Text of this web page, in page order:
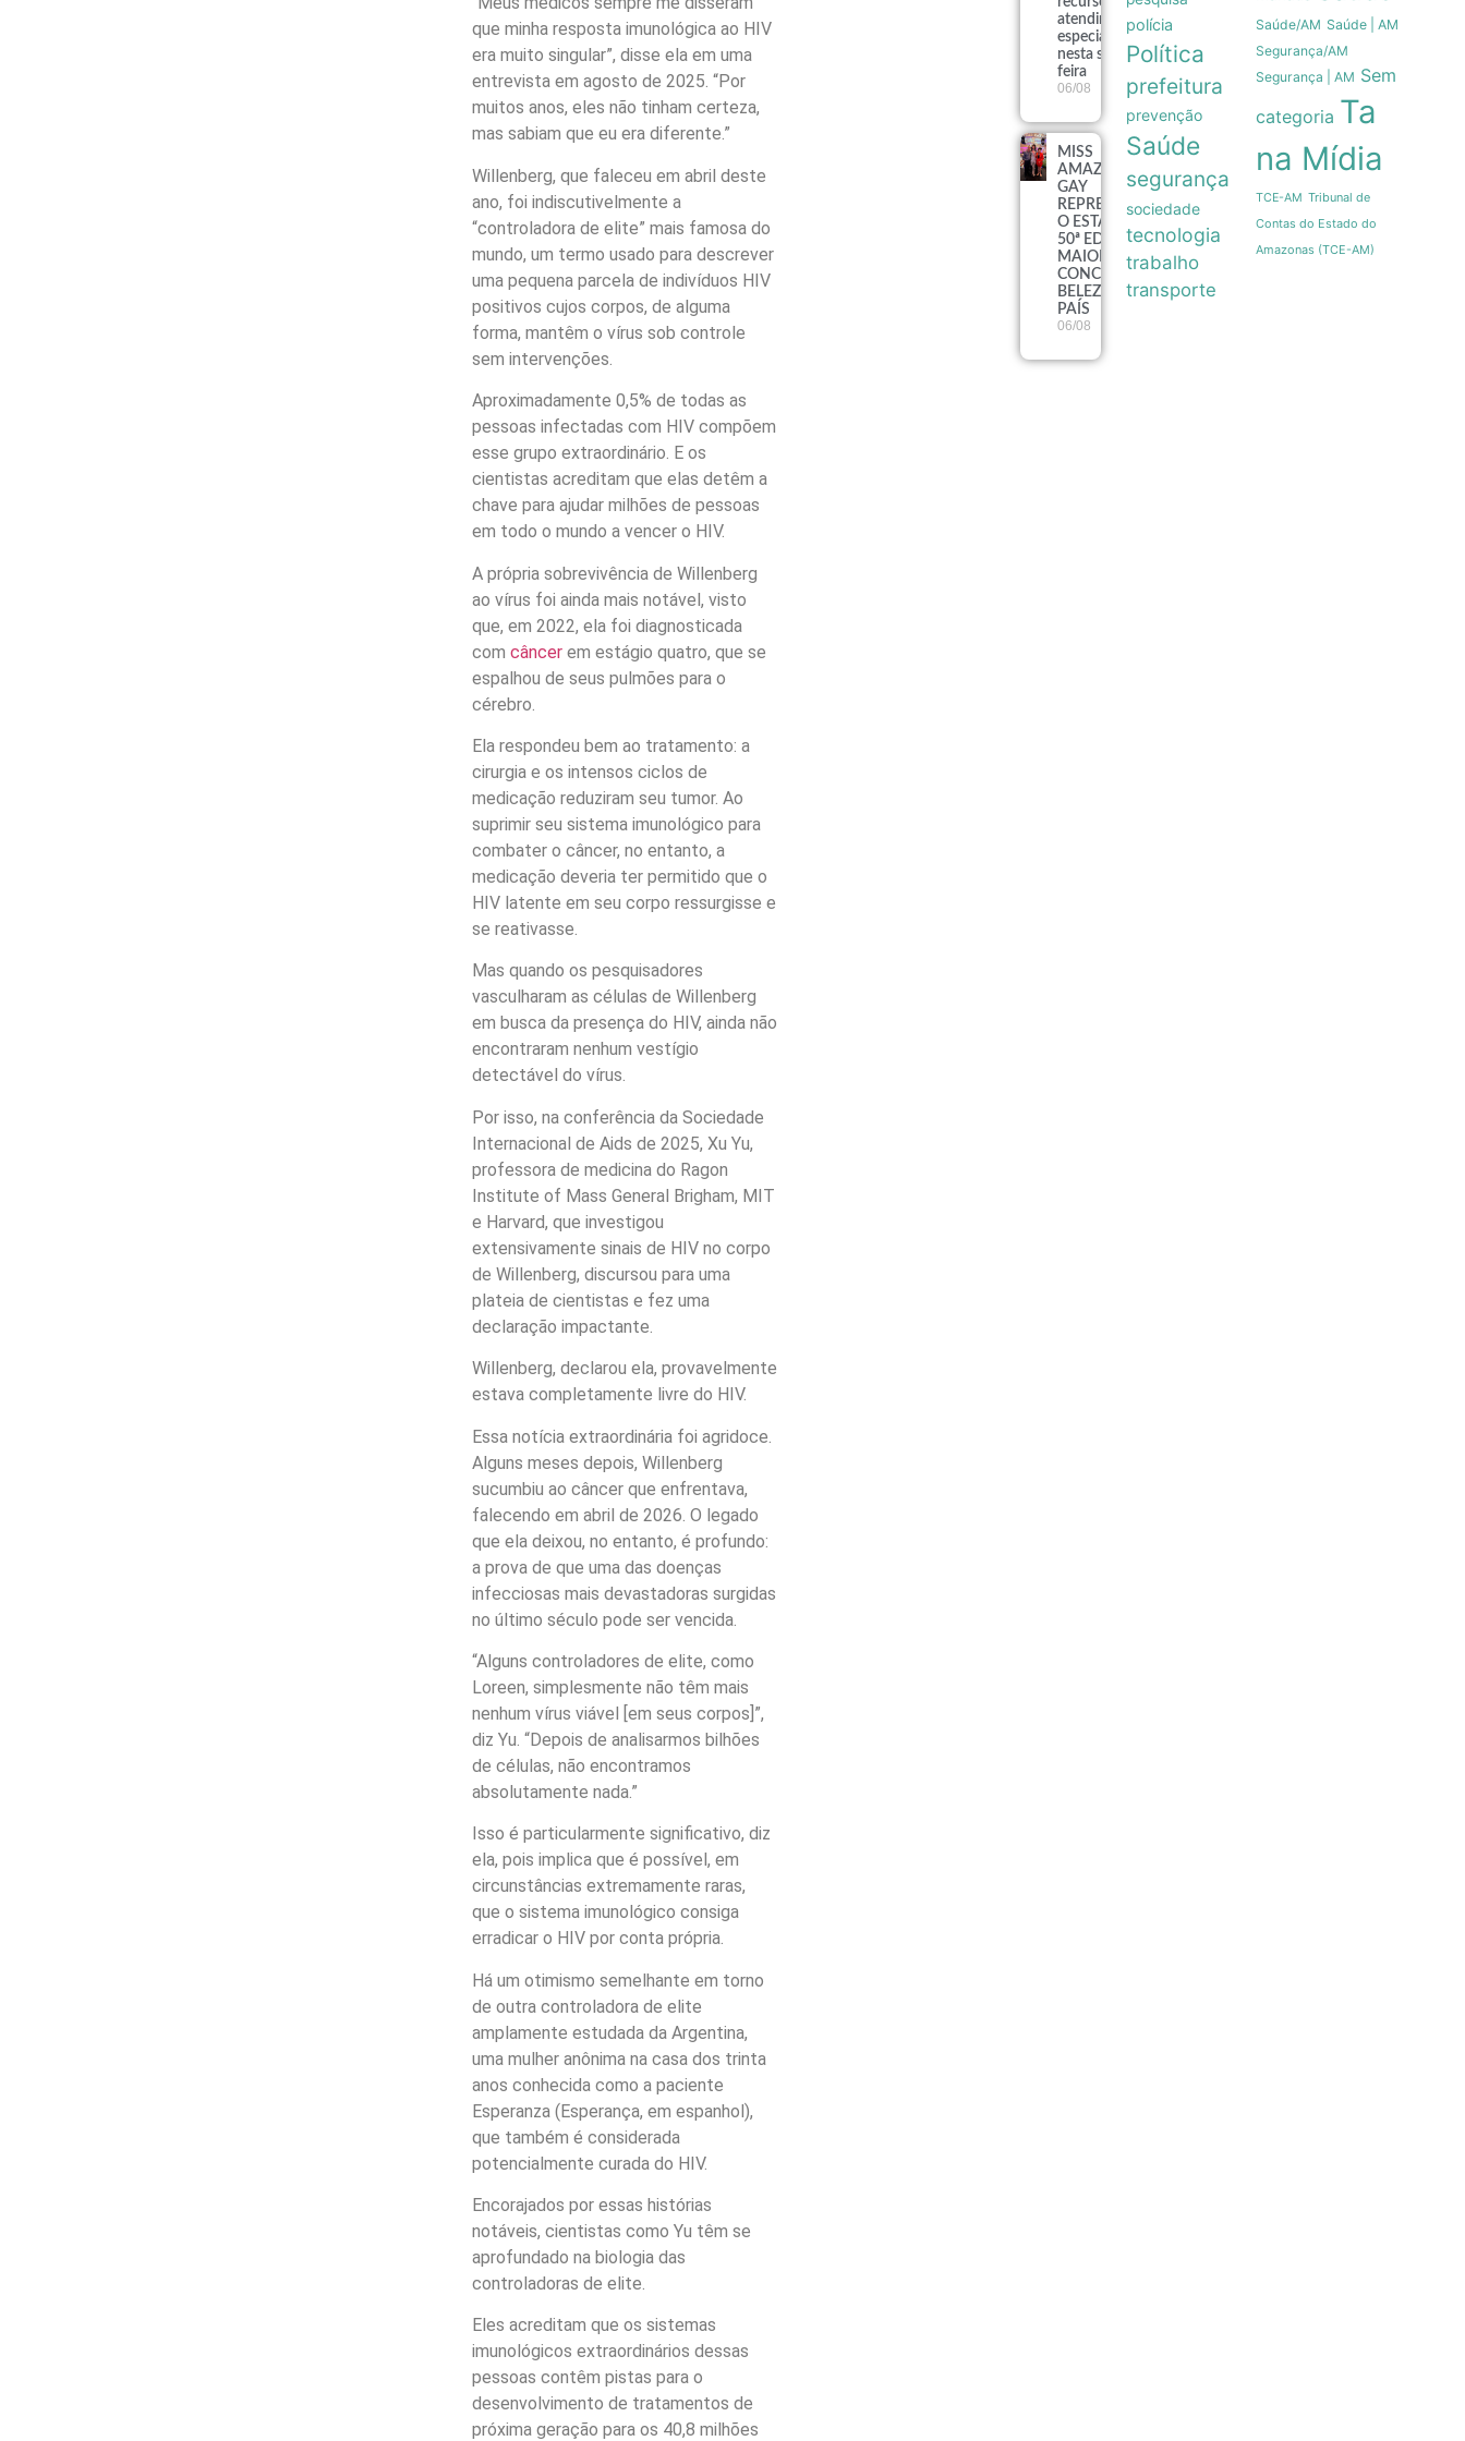
que minha resposta imunológica ao HIV
era muito singular”, disse ela em uma
entrevista em agosto de 2025. “Por
muitos anos, eles não tinham certeza,
mas sabiam que eu era diferente.”
Willenberg, que faleceu em abril deste
ano, foi indiscutivelmente a
“controladora de elite” mais famosa do
mundo, um termo usado para descrever
uma pequena parcela de indivíduos HIV
positivos cujos corpos, de alguma
forma, mantêm o vírus sob controle
sem intervenções.
Aproximadamente 0,5% de todas as
pessoas infectadas com HIV compõem
esse grupo extraordinário. E os
cientistas acreditam que elas detêm a
chave para ajudar milhões de pessoas
em todo o mundo a vencer o HIV.
A própria sobrevivência de Willenberg
ao vírus foi ainda mais notável, visto
que, em 2022, ela foi diagnosticada
com câncerem estágio quatro, que se
espalhou de seus pulmões para o
cérebro.
Ela respondeu bem ao tratamento: a
cirurgia e os intensos ciclos de
medicação reduziram seu tumor. Ao
suprimir seu sistema imunológico para
combater o câncer, no entanto, a
medicação deveria ter permitido que o
HIV latente em seu corpo ressurgisse e
se reativasse.
Mas quando os pesquisadores
vasculharam as células de Willenberg
em busca da presença do HIV, ainda não
encontraram nenhum vestígio
detectável do vírus.
Por isso, na conferência da Sociedade
Internacional de Aids de 2025, Xu Yu,
professora de medicina do Ragon
Institute of Mass General Brigham, MIT
e Harvard, que investigou
extensivamente sinais de HIV no corpo
de Willenberg, discursou para uma
plateia de cientistas e fez uma
declaração impactante.
Willenberg, declarou ela, provavelmente
estava completamente livre do HIV.
Essa notícia extraordinária foi agridoce.
Alguns meses depois, Willenberg
sucumbiu ao câncer que enfrentava,
falecendo em abril de 2026. O legado
que ela deixou, no entanto, é profundo:
a prova de que uma das doenças
infecciosas mais devastadoras surgidas
no último século pode ser vencida.
“Alguns controladores de elite, como
Loreen, simplesmente não têm mais
nenhum vírus viável [em seus corpos]”,
diz Yu. “Depois de analisarmos bilhões
de células, não encontramos
absolutamente nada.”
Isso é particularmente significativo, diz
ela, pois implica que é possível, em
circunstâncias extremamente raras,
que o sistema imunológico consiga
erradicar o HIV por conta própria.
Há um otimismo semelhante em torno
de outra controladora de elite
amplamente estudada da Argentina,
uma mulher anônima na casa dos trinta
anos conhecida como a paciente
Esperanza (Esperança, em espanhol),
que também é considerada
potencialmente curada do HIV.
Encorajados por essas histórias
notáveis, cientistas como Yu têm se
aprofundado na biologia das
controladoras de elite.
Eles acreditam que os sistemas
imunológicos extraordinários dessas
pessoas contêm pistas para o
desenvolvimento de tratamentos de
próxima geração para os 40,8 milhões
atendimento
especializado
nesta sexta-
feira
06/08
MISS
AMAZONAS
GAY
REPRESENTARÁ
O ESTADO NA
50ª EDIÇÃO DO
MAIOR
CONCURSO DE
BELEZA GAY DO
PAÍS
06/08
polícia
Política
prefeitura
prevenção
Saúde
segurança
sociedade
tecnologia
trabalho
transporte
Saúde/AM Saúde | AM
Segurança/AM
Segurança | AM Sem
categoria Ta
na Mídia
TCE-AM Tribunal de
Contas do Estado do
Amazonas (TCE-AM)